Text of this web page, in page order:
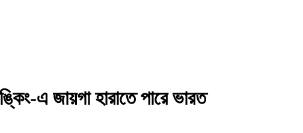
এ জায়গা হারাতে পারে ভারত